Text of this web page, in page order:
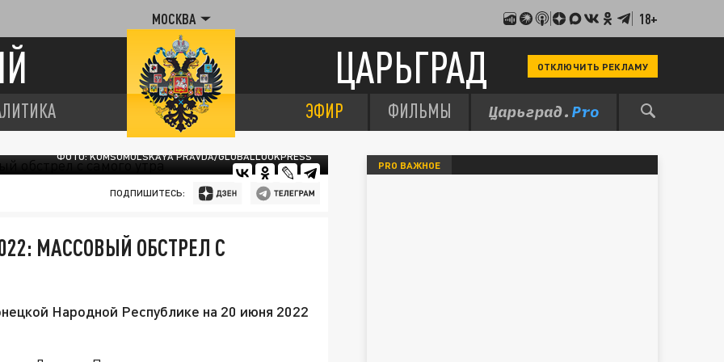
МОСКВА 18+
ЦАРЬГРАД ОТКЛЮЧИТЬ РЕКЛАМУ
ЭФИР ФИЛЬМЫ
ФОТО: KOMSOMOLSKAYA PRAVDA/GLOBALLOOKPRESS
ПОДПИШИТЕСЬ:
МАССОВЫЙ ОБСТРЕЛ С
Народной Республике на 20 июня 2022
PRO ВАЖНОЕ